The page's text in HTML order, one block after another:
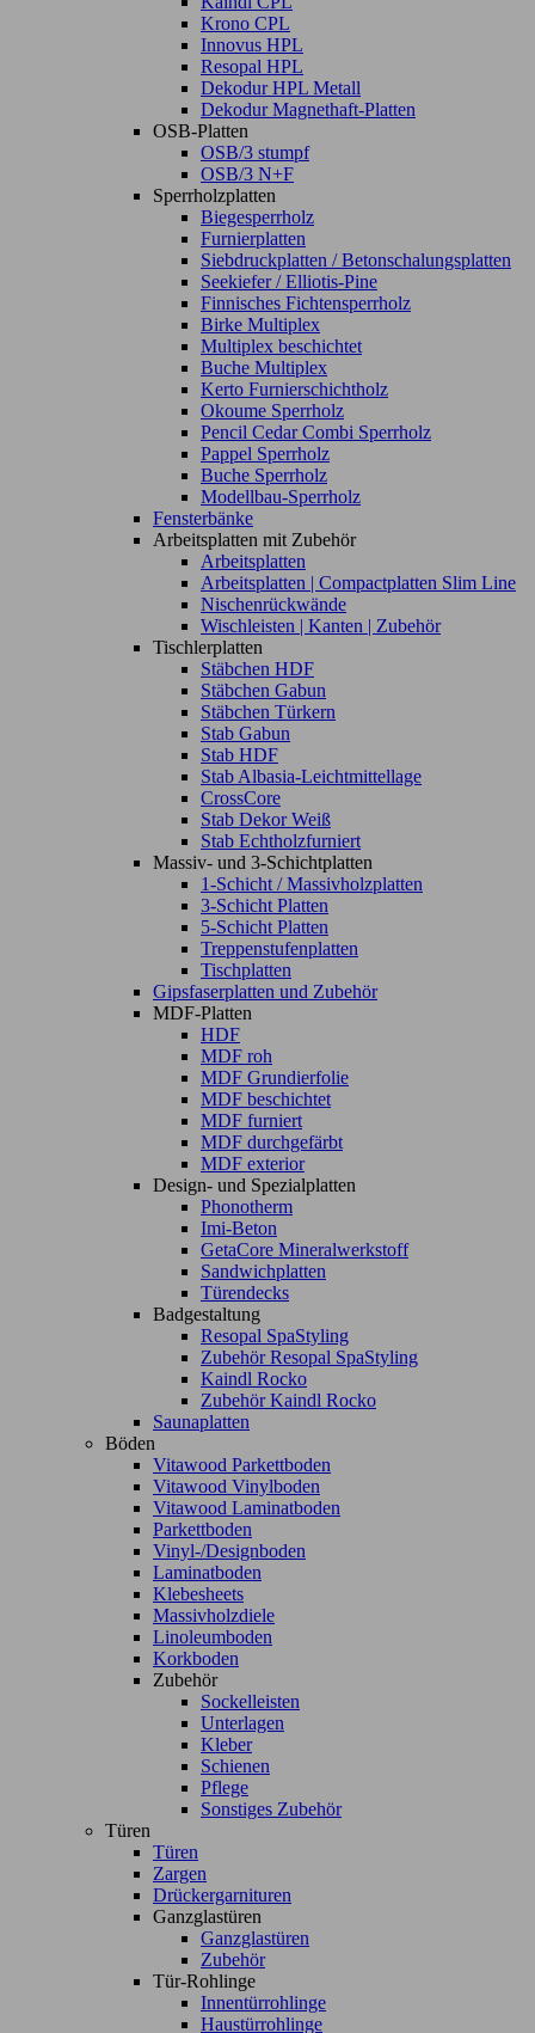
Krono CPL
Innovus HPL
Resopal HPL
Dekodur HPL Metall
Dekodur Magnethaft-Platten
OSB-Platten
OSB/3 stumpf
OSB/3 N+F
Sperrholzplatten
Biegesperrholz
Furnierplatten
Siebdruckplatten / Betonschalungsplatten
Seekiefer / Elliotis-Pine
Finnisches Fichtensperrholz
Birke Multiplex
Multiplex beschichtet
Buche Multiplex
Kerto Furnierschichtholz
Okoume Sperrholz
Pencil Cedar Combi Sperrholz
Pappel Sperrholz
Buche Sperrholz
Modellbau-Sperrholz
Fensterbänke
Arbeitsplatten mit Zubehör
Arbeitsplatten
Arbeitsplatten | Compactplatten Slim Line
Nischenrückwände
Wischleisten | Kanten | Zubehör
Tischlerplatten
Stäbchen HDF
Stäbchen Gabun
Stäbchen Türkern
Stab Gabun
Stab HDF
Stab Albasia-Leichtmittellage
CrossCore
Stab Dekor Weiß
Stab Echtholzfurniert
Massiv- und 3-Schichtplatten
1-Schicht / Massivholzplatten
3-Schicht Platten
5-Schicht Platten
Treppenstufenplatten
Tischplatten
Gipsfaserplatten und Zubehör
MDF-Platten
HDF
MDF roh
MDF Grundierfolie
MDF beschichtet
MDF furniert
MDF durchgefärbt
MDF exterior
Design- und Spezialplatten
Phonotherm
Imi-Beton
GetaCore Mineralwerkstoff
Sandwichplatten
Türendecks
Badgestaltung
Resopal SpaStyling
Zubehör Resopal SpaStyling
Kaindl Rocko
Zubehör Kaindl Rocko
Saunaplatten
Böden
Vitawood Parkettboden
Vitawood Vinylboden
Vitawood Laminatboden
Parkettboden
Vinyl-/Designboden
Laminatboden
Klebesheets
Massivholzdiele
Linoleumboden
Korkboden
Zubehör
Sockelleisten
Unterlagen
Kleber
Schienen
Pflege
Sonstiges Zubehör
Türen
Türen
Zargen
Drückergarnituren
Ganzglastüren
Ganzglastüren
Zubehör
Tür-Rohlinge
Innentürrohlinge
Haustürrohlinge